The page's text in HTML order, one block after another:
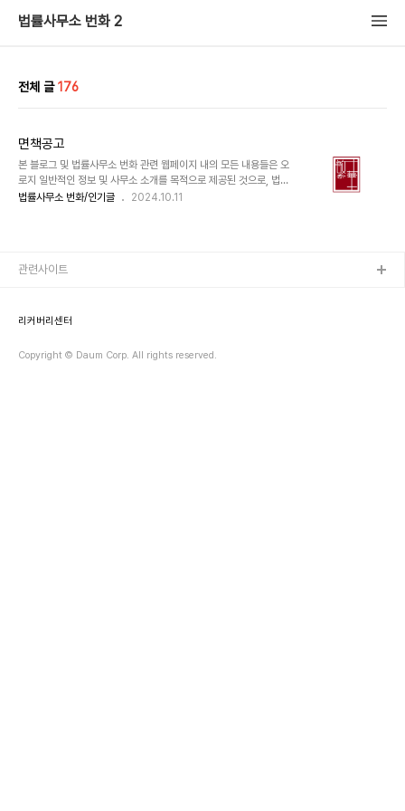
법률사무소 번화 2
전체 글 176
면책공고
본 블로그 및 법률사무소 번화 관련 웹페이지 내의 모든 내용들은 오
로지 일반적인 정보 및 사무소 소개를 목적으로 제공된 것으로, 법률
자문이나 해석을 위해 제공된 것이 아닙니다. 본 블로그나 번화 관련
음을 유의하시기 바랍니다.
법률사무소 번화/인기글 2024.10.11
리커버리센터
Copyright © Daum Corp. All rights reserved.
관련사이트